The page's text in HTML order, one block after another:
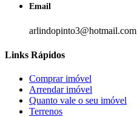
Email
arlindopinto3@hotmail.com
Links Rápidos
Comprar imóvel
Arrendar imóvel
Quanto vale o seu imóvel
Terrenos